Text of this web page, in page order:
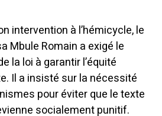
intervention à l’hémicycle, le
Mbule Romain a exigé le
la loi à garantir l’équité
Il a insisté sur la nécessité
pour éviter que le texte
socialement punitif.